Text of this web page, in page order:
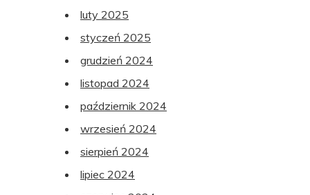
luty 2025
styczeń 2025
grudzień 2024
listopad 2024
październik 2024
wrzesień 2024
sierpień 2024
lipiec 2024